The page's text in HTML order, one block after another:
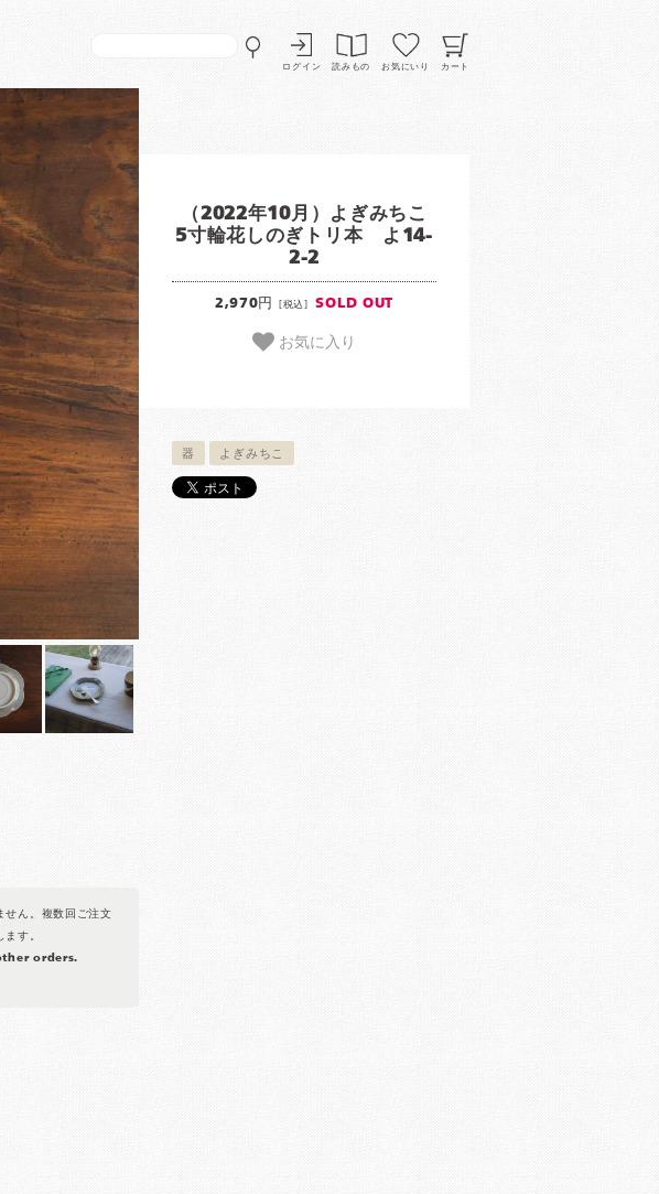
ログイン 読みもの お気にいり カート
せん。複数回ご注文
す。
orders.
（2022年10月）よぎみちこ
5寸輪花しのぎトリ本 よ14-
2-2
2,970円 [税込] SOLD OUT
お気に入り
器 よぎみちこ